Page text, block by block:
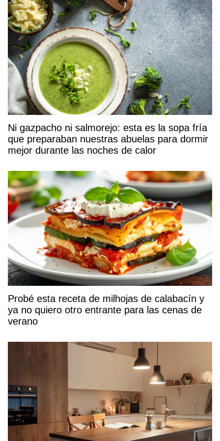
Ni gazpacho ni salmorejo: esta es la sopa fría
que preparaban nuestras abuelas para dormir
mejor durante las noches de calor
Probé esta receta de milhojas de calabacín y
ya no quiero otro entrante para las cenas de
verano